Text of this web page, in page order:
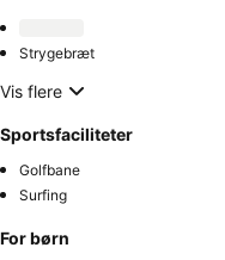
Strygebræt
Vis flere
Sportsfaciliteter
Golfbane
Surfing
For børn